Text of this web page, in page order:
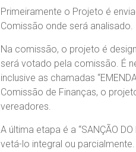
Primeiramente o Projeto é
Comissão onde será analisado.
Na comissão, o projeto é
será votado pela comissão. É
inclusive as chamadas
Comissão de Finanças, o
vereadores.
A última etapa é a “SANÇÃO
vetá-lo integral ou parcialmente.